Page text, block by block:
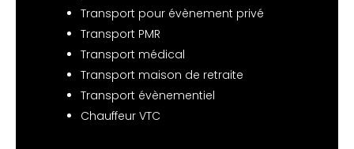
Transport pour évènement privé
Transport PMR
Transport médical
Transport maison de retraite
Transport évènementiel
Chauffeur VTC